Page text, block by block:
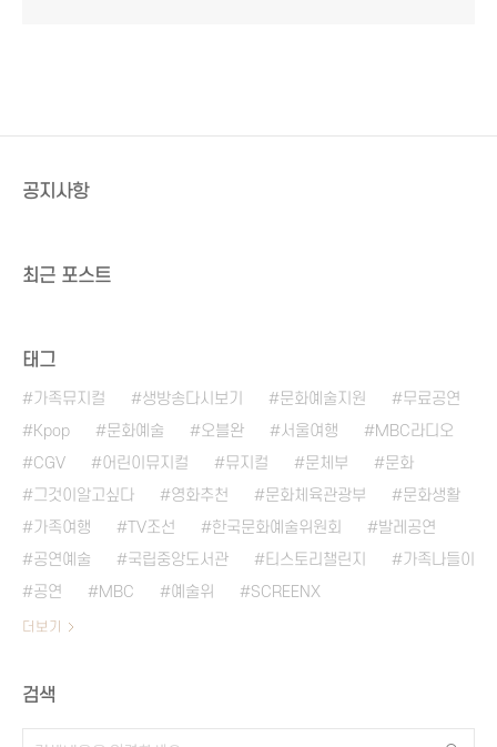
공지사항
최근 포스트
태그
가족뮤지컬 생방송다시보기 문화예술지원
무료공연
Kpop
문화예술 오블완 서울여행
MBC라디오
CGV
어린이뮤지컬 뮤지컬 문체부
문화
그것이알고싶다
영화추천 문화체육관광부
문화생활
가족여행
TV조선 한국문화예술위원회
발레공연
공연예술
국립중앙도서관 티스토리챌린지
가족나들이
공연
MBC 예술위 SCREENX
더보기
검색